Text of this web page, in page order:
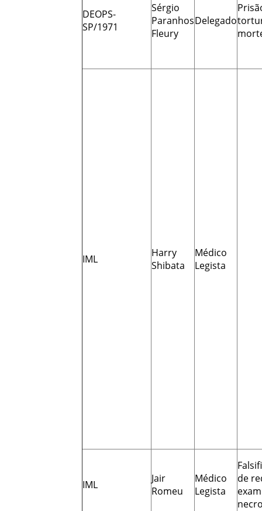
DEOPS-
SP/1971
Sérgio
Paranhos
Fleury
Delegado
IML
Harry
Shibata
Médico
Legista
IML
Jair
Romeu
Médico
Legista
de